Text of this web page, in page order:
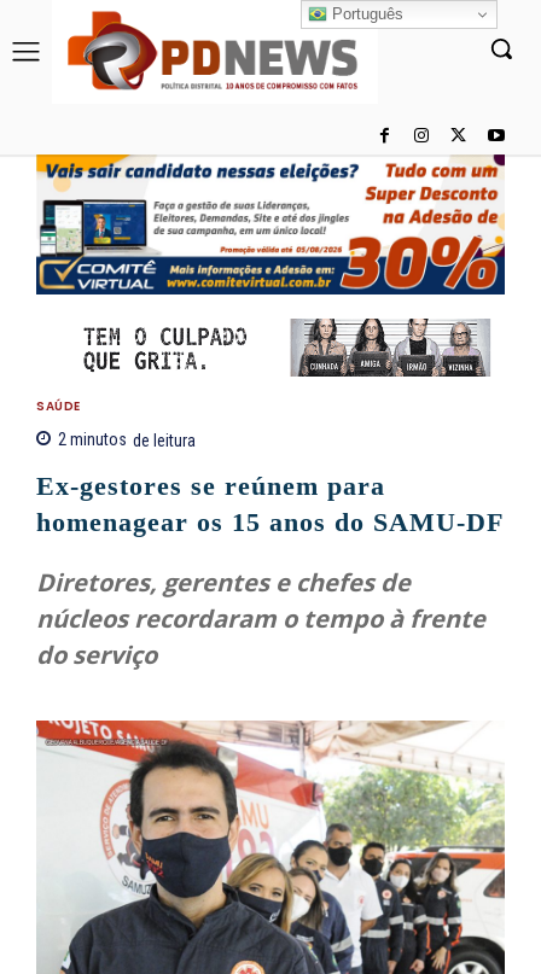
SAÚDE
2minutos de leitura
Ex-gestores se reúnem para
homenagear os 15 anos do SAMU-DF
Diretores, gerentes e chefes de
núcleos recordaram o tempo à frente
do serviço
Português